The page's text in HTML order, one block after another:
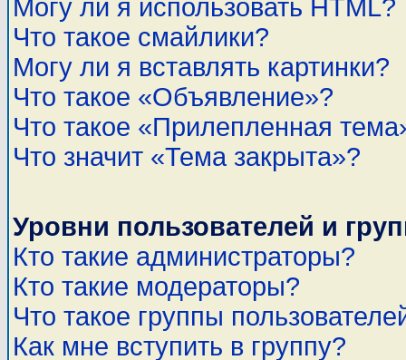
Могу ли я использовать HTML?
Что такое смайлики?
Могу ли я вставлять картинки?
Что такое «Объявление»?
Что такое «Прилепленная
Что значит «Тема закрыта»?
Уровни пользователей и
Кто такие администраторы?
Кто такие модераторы?
Что такое группы
Как мне вступить в группу?